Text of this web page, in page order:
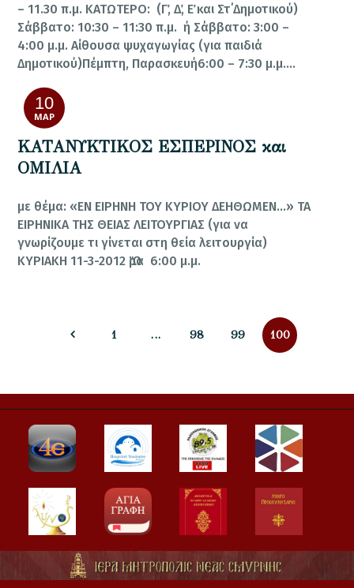
– 11.30 π.μ. ΚΑΤΩΤΕΡΟ: (Γ΄, Δ΄, Ε΄ και Στ΄Δημοτικού)
Σάββατο: 10:30 – 11:30 π.μ. ή Σάββατο: 3:00 –
4:00 μ.μ. Αίθουσα ψυχαγωγίας (για παιδιά
Δημοτικού)Πέμπτη, Παρασκευή6:00 – 7:30 μ.μ.…
10
ΜΑΡ
ΚΑΤΑΝΥΚΤΙΚΟΣ ΕΣΠΕΡΙΝΟΣ και
ΟΜΙΛΙΑ
με θέμα: «ΕΝ ΕΙΡΗΝΗ ΤΟΥ ΚΥΡΙΟΥ ΔΕΗΘΩΜΕΝ…» ΤΑ
ΕΙΡΗΝΙΚΑ ΤΗΣ ΘΕΙΑΣ ΛΕΙΤΟΥΡΓΙΑΣ (για να
γνωρίζουμε τι γίνεται στη θεία λειτουργία)
ΚΥΡΙΑΚΗ 11-3-2012 Ὥρα 6:00 μ.μ.
Σελιδοποίηση
PAGE
1 … PAGE
98 PAGE
99 PAGE
100